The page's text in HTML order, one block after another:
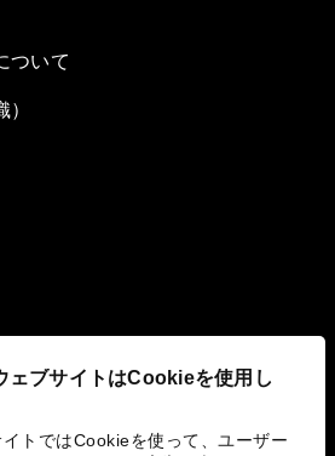
ェブサイトはCookieを使用し
イトではCookieを使って、ユーザー
ついて
り組み